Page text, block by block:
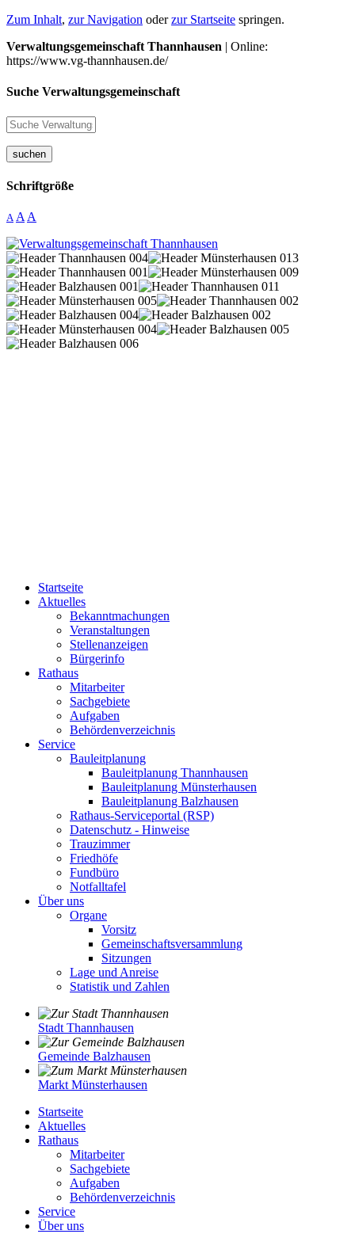
Zum Inhalt, zur Navigation oderzur Startseite springen.
Verwaltungsgemeinschaft Thannhausen | Online:
https://www.vg-thannhausen.de/
Suche Verwaltungsgemeinschaft
suchen
Schriftgröße
A A A
Startseite
Aktuelles
Bekanntmachungen
Veranstaltungen
Stellenanzeigen
Bürgerinfo
Rathaus
Mitarbeiter
Sachgebiete
Aufgaben
Behördenverzeichnis
Service
Bauleitplanung
Bauleitplanung Thannhausen
Bauleitplanung Münsterhausen
Bauleitplanung Balzhausen
Rathaus-Serviceportal (RSP)
Datenschutz - Hinweise
Trauzimmer
Friedhöfe
Fundbüro
Notfalltafel
Über uns
Organe
Vorsitz
Gemeinschaftsversammlung
Sitzungen
Lage und Anreise
Statistik und Zahlen
Stadt Thannhausen
Gemeinde Balzhausen
Markt Münsterhausen
Startseite
Aktuelles
Rathaus
Mitarbeiter
Sachgebiete
Aufgaben
Behördenverzeichnis
Service
Über uns